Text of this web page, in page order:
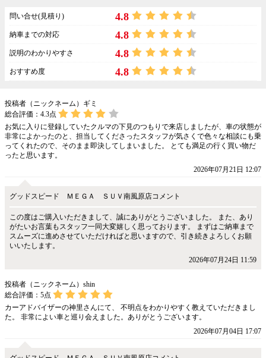
問い合せ(見積り) 4.8
納車までの対応 4.8
説明のわかりやすさ 4.8
おすすめ度 4.8
投稿者（ニックネーム）ギミ
総合評価： 4.3点
お気に入りに登録していたクルマの下見のつもりで来店しましたが、車の状態が
非常によかったのと、担当してくださったスタッフが気さくで色々な相談にも乗
ってくれたので、そのまま即決してしまいました。 とても満足の行く買い物だ
ったと思います。
2026年07月21日 12:07
グッドスピード ＭＥＧＡ ＳＵＶ南風原店コメント
この度はご購入いただきまして、誠にありがとうございました。 また、あり
がたいお言葉もスタッフ一同大変嬉しく思っております。 まずはご納車まで
スムーズに進めさせていただければと思いますので、引き続きよろしくお願
いいたします。
2026年07月24日 11:59
投稿者（ニックネーム）shin
総合評価： 5点
カーアドバイザーの神里さんにて、 不明点をわかりやすく教えていただきまし
た。 非常によい車と巡り会えました。ありがとうございます。
2026年07月04日 17:07